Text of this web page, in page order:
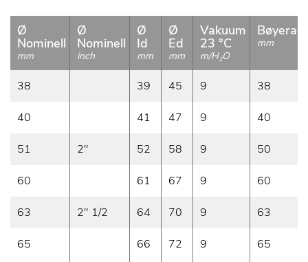
Ø
Nominell
mm
Ø
Nominell
inch
Ø
Id
mm
Ø
Ed
mm
Vakuum
23 °C
m/H2O
mm
38 39 45 9 38
40 41 47 9 40
51 2" 52 58 9 50
60 61 67 9 60
63 2" 1/2 64 70 9 63
65 66 72 9 65